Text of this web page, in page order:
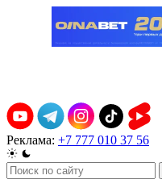
Реклама: +7 777 010 37 56